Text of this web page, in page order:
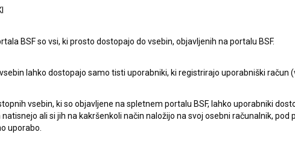
BSF so vsi, ki prosto dostopajo do vsebin, objavljenih na portalu BSF.
lahko dostopajo samo tisti uporabniki, ki registrirajo uporabniški račun
vsebin, ki so objavljene na spletnem portalu BSF, lahko uporabniki
natisnejo ali si jih na kakršenkoli način naložijo na svoj osebni računalnik,
uporabo.